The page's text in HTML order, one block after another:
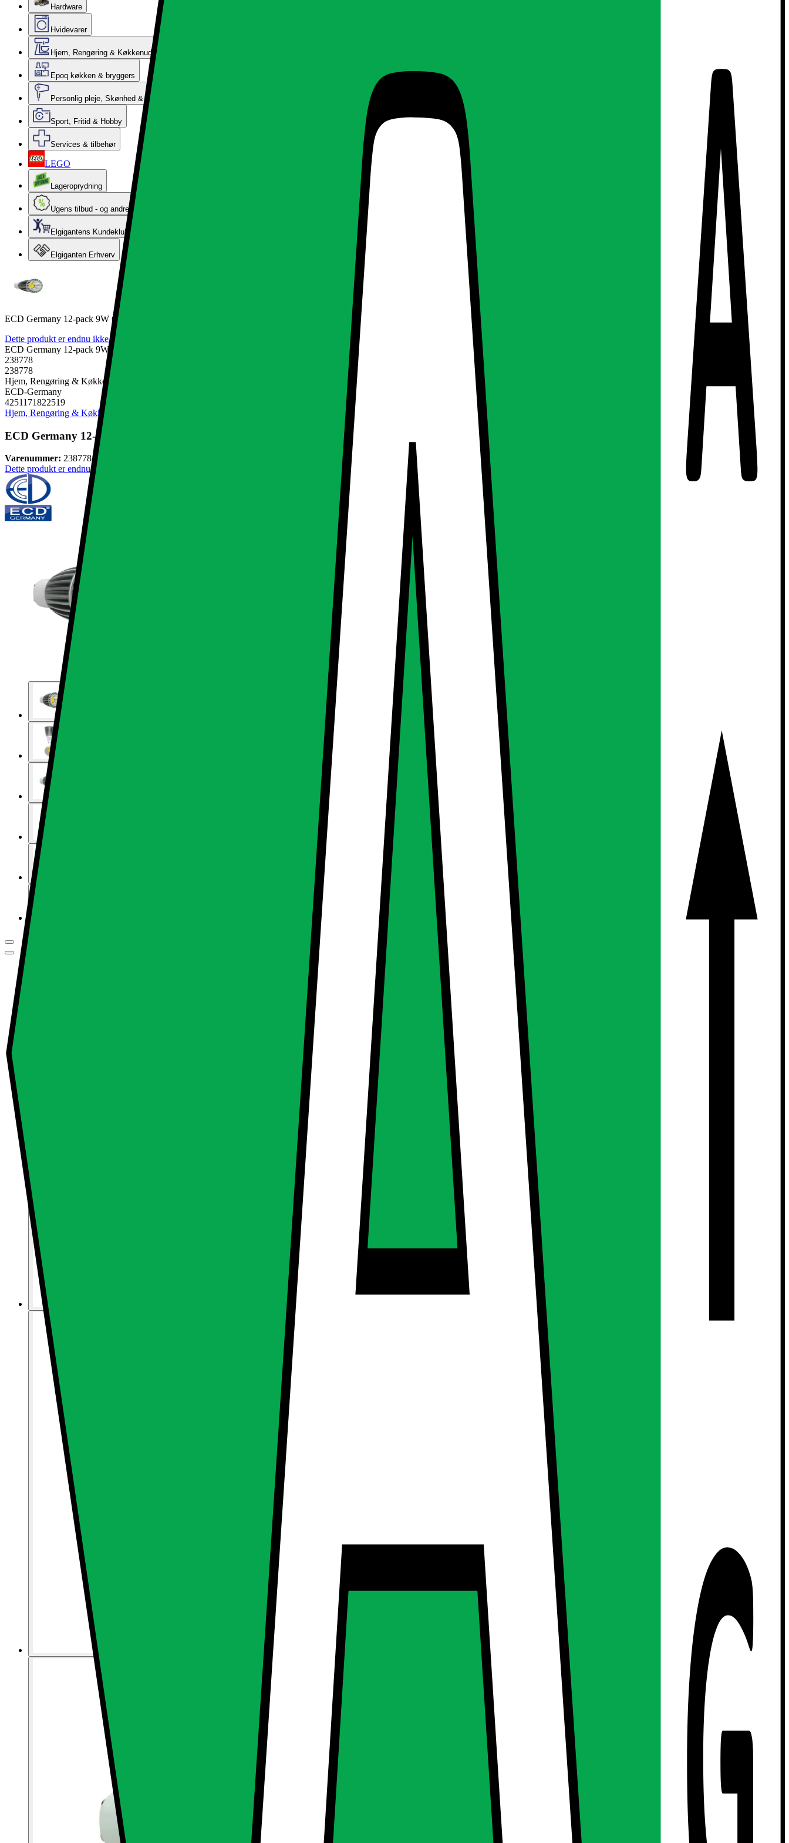
Hardware
Hvidevarer
Hjem, Rengøring & Køkkenudstyr
Epoq køkken & bryggers
Personlig pleje, Skønhed & Velvære
Sport, Fritid & Hobby
Services & tilbehør
LEGO
Lageroprydning
Ugens tilbud - og andre gode priser
Elgigantens Kundeklub
Elgiganten Erhverv
ECD Germany 12-pack 9W GU10 LED spot udskiftet - 60W halogen - 220-240 60
Dette produkt er endnu ikke blevet bedømt.
ECD Germany 12-pack 9W GU10 LED spot udskiftet - 60W halogen - 220-240 60
238778
238778
Hjem, Rengøring & Køkkenudstyr, El & belysning, Lamper & belysning, LED-pære & elpære
ECD-Germany
4251171822519
Hjem, Rengøring & Køkkenudstyr
ECD Germany 12-pack 9W GU10 LED spot udskiftet - 60W halogen - 220-240 60
Varenummer: 238778
Dette produkt er endnu ikke blevet bedømt.